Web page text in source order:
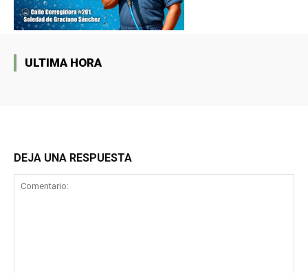
ULTIMA HORA
DEJA UNA RESPUESTA